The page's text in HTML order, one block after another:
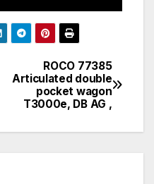
ROCO 77385
Articulated double
pocket wagon
T3000e, DB AG ,